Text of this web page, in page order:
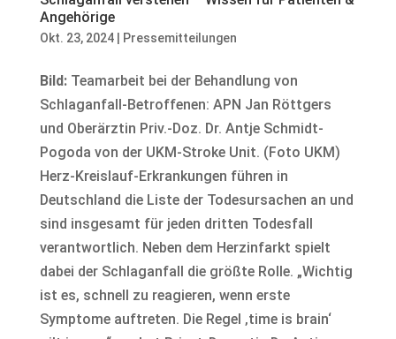
Angehörige
Okt. 23, 2024| Pressemitteilungen
Bild:Teamarbeit bei der Behandlung von
Schlaganfall-Betroffenen: APN Jan Röttgers
und Oberärztin Priv.-Doz. Dr. Antje Schmidt-
Pogoda von der UKM-Stroke Unit. (Foto UKM)
Herz-Kreislauf-Erkrankungen führen in
Deutschland die Liste der Todesursachen an und
sind insgesamt für jeden dritten Todesfall
verantwortlich. Neben dem Herzinfarkt spielt
dabei der Schlaganfall die größte Rolle. „Wichtig
ist es, schnell zu reagieren, wenn erste
Symptome auftreten. Die Regel ‚time is brain‘